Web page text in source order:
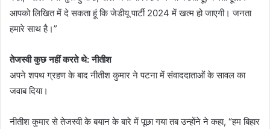
आपको लिखित में दे सकता हूं कि जेडीयू पार्टी 2024 में खत्म हो जाएगी। जनता
हमारे साथ है।”
तेजस्वी कुछ नहीं करते थे: नीतीश
अपने शपथ ग्रहण के बाद नीतीश कुमार ने पटना में संवाददाताओं के सावल का
जवाब दिया।
नीतीश कुमार से तेजस्वी के बयान के बारे में पूछा गया तब उन्होंने ने कहा, “हम बिहार